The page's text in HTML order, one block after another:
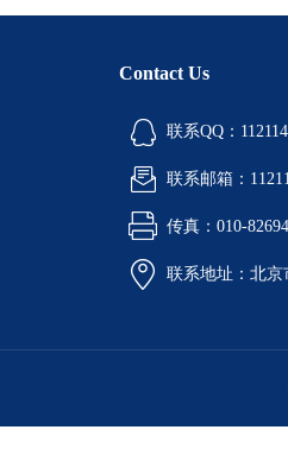
Contact Us
联系QQ：
联系邮箱：
传真：010-
联系地址：北